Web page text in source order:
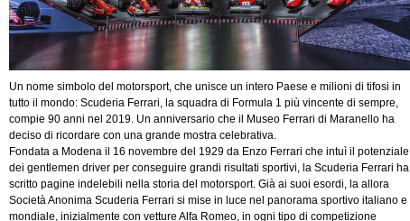
Un nome simbolo del motorsport, che unisce un intero Paese e milioni di tifosi in
tutto il mondo: Scuderia Ferrari, la squadra di Formula 1 più vincente di sempre,
compie 90 anni nel 2019. Un anniversario che il Museo Ferrari di Maranello ha
deciso di ricordare con una grande mostra celebrativa.
Fondata a Modena il 16 novembre del 1929 da Enzo Ferrari che intuì il potenziale
dei gentlemen driver per conseguire grandi risultati sportivi, la Scuderia Ferrari ha
scritto pagine indelebili nella storia del motorsport. Già ai suoi esordi, la allora
Società Anonima Scuderia Ferrari si mise in luce nel panorama sportivo italiano e
mondiale, inizialmente con vetture Alfa Romeo, in ogni tipo di competizione